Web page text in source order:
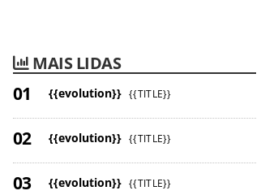
MAIS LIDAS
{{evolution}} {{TITLE}}
{{evolution}} {{TITLE}}
{{evolution}} {{TITLE}}